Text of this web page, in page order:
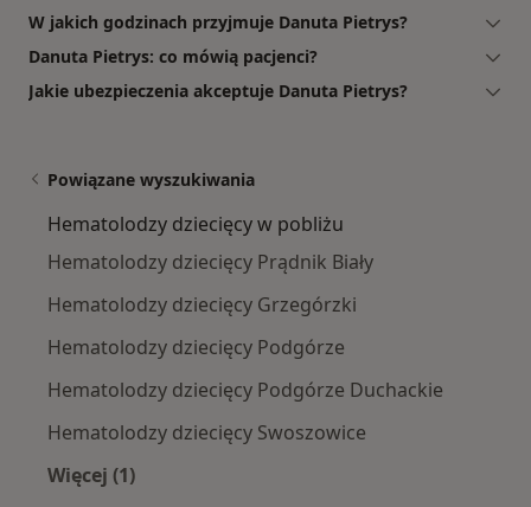
W jakich godzinach przyjmuje Danuta Pietrys?
Danuta Pietrys: co mówią pacjenci?
Jakie ubezpieczenia akceptuje Danuta Pietrys?
Powiązane wyszukiwania
Hematolodzy dziecięcy w pobliżu
Hematolodzy dziecięcy Prądnik Biały
Hematolodzy dziecięcy Grzegórzki
Hematolodzy dziecięcy Podgórze
Hematolodzy dziecięcy Podgórze Duchackie
Hematolodzy dziecięcy Swoszowice
Więcej (1)